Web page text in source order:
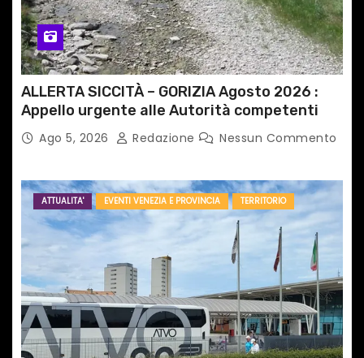
ALLERTA SICCITÀ – GORIZIA Agosto 2026 :
Appello urgente alle Autorità competenti
Ago 5, 2026 Redazione Nessun Commento
ATTUALITA' EVENTI VENEZIA E PROVINCIA TERRITORIO